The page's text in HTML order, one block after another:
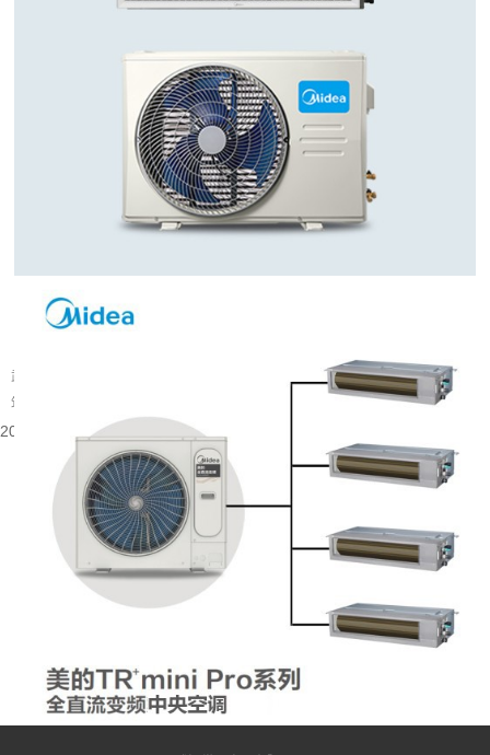
武汉大量建成年代较早的楼宇分布在老城片区，涵盖办公、商业以及部分居住建
筑。不少旧楼原有降温取暖设备老化，室内温控体验有限，很多业主会考虑...
2026-08-06 08:53:52